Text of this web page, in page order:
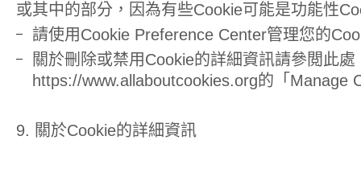
或其中的部分，因為有些Cookie可能是功能性
請使用Cookie Preference Center管理您的
關於刪除或禁用Cookie的詳細資訊請參閲此處
https://www.allaboutcookies.org的「Manage
9. 關於Cookie的詳細資訊